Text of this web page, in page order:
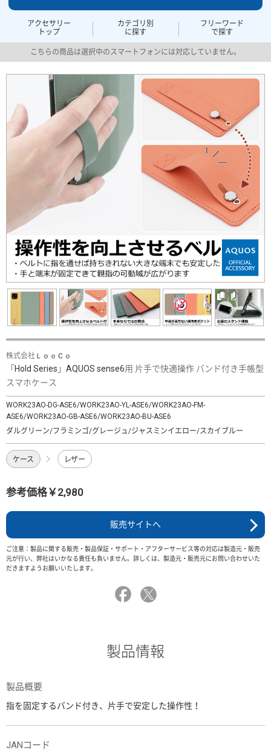
アクセサリー
トップ
カテゴリ別
に探す
フリーワード
で探す
こちらの商品は選択中のスマートフォンには対応していません。
株式会社ＬｏｏＣｏ
「Hold Series」AQUOS sense6用 片手で快適操作 バンド付き手帳型
スマホケース
WORK23AO-DG-ASE6/WORK23AO-YL-ASE6/WORK23AO-FM-
ASE6/WORK23AO-GB-ASE6/WORK23AO-BU-ASE6
ダルグリーン/フラミンゴ/グレージュ/ジャスミンイエロー/スカイブルー
ケース レザー
参考価格￥2,980
販売サイトへ
ご注意：製品に関する販売・製品保証・サポート・アフターサービス等の対応は製造元・販売
元が行い、弊社はいかなる責任も負いません。詳しくは、製造元・販売元にお問い合わせいた
だきますようお願いいたします。
製品情報
製品概要
指を固定するバンド付き、片手で安定した操作性！
JANコード